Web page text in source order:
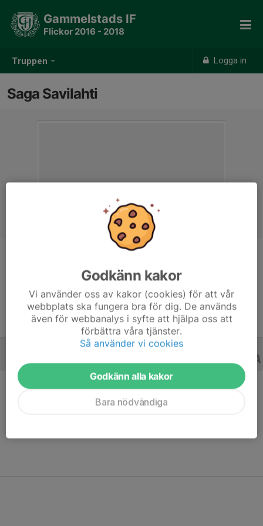
Truppen Logga in
Gammelstads IF
Flickor 2016 - 2018
Saga Savilahti
8 år
Godkänn kakor
Vi använder oss av kakor (cookies) för att vår
webbplats ska fungera bra för dig. De används
även för webbanalys i syfte att hjälpa oss att
förbättra våra tjänster.
Så använder vi cookies
Godkänn alla kakor
Bara nödvändiga